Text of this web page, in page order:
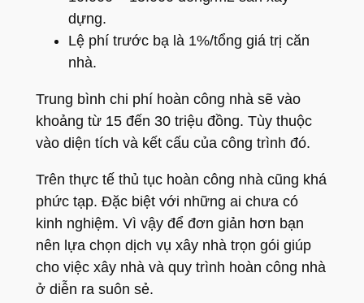
dựng.
Lệ phí trước bạ là 1%/tổng giá trị căn
nhà.
Trung bình chi phí hoàn công nhà sẽ vào
khoảng từ 15 đến 30 triệu đồng. Tùy thuộc
vào diện tích và kết cấu của công trình đó.
Trên thực tế thủ tục hoàn công nhà cũng khá
phức tạp. Đặc biệt với những ai chưa có
kinh nghiệm. Vì vậy để đơn giản hơn bạn
nên lựa chọn dịch vụ xây nhà trọn gói giúp
cho việc xây nhà và quy trình hoàn công nhà
ở diễn ra suôn sẻ.